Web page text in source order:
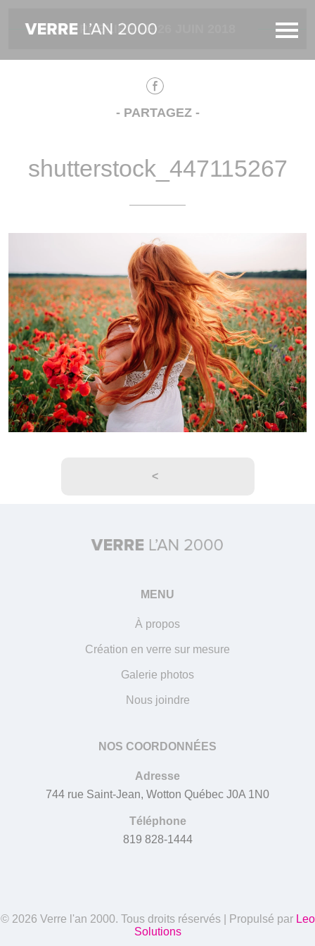
PUBLIÉE LE 26 JUIN 2018
- PARTAGEZ -
shutterstock_447115267
<
MENU
À propos
Création en verre sur mesure
Galerie photos
Nous joindre
NOS COORDONNÉES
Adresse
744 rue Saint-Jean, Wotton Québec J0A 1N0
Téléphone
819 828-1444
© 2026 Verre l'an 2000. Tous droits réservés | Propulsé par Leo
Solutions